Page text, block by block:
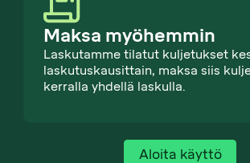
Maksa myöhemmin
Laskutamme tilatut kuljetukset
laskutuskausittain, maksa siis
kerralla yhdellä laskulla.
Aloita käyttö